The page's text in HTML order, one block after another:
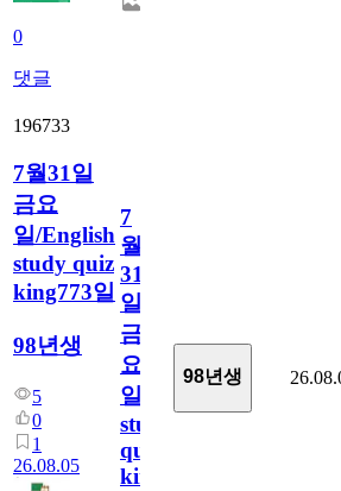
0
댓글
196733
7월31일
금요
일/English
study quiz
king773일
98년생
5
0
1
26.08.05
7
월
31
일
금
요
일/English
study
quiz
king773
98년생